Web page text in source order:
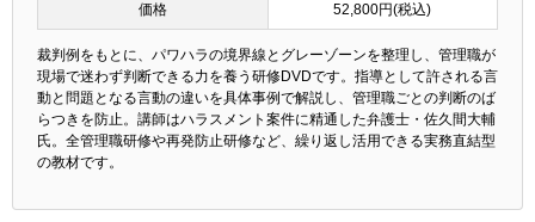
価格 52,800円(税込)
裁判例をもとに、パワハラの境界線とグレーゾーンを整理し、管理職が
現場で迷わず判断できる力を養う研修DVDです。指導として許される言
動と問題となる言動の違いを具体事例で解説し、管理職ごとの判断のば
らつきを防止。講師はハラスメント案件に精通した弁護士・佐久間大輔
氏。全管理職研修や再発防止研修など、繰り返し活用できる実務直結型
の教材です。